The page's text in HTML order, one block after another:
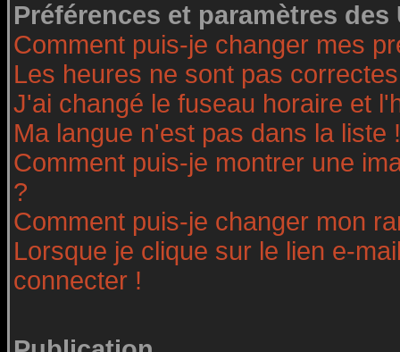
Préférences et paramètres
Comment puis-je changer mes
Les heures ne sont pas
J'ai changé le fuseau horaire et
Ma langue n'est pas dans la liste !
Comment puis-je montrer une
?
Comment puis-je changer mon
Lorsque je clique sur le lien e-
connecter !